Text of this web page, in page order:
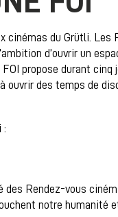
cinémas du Grütli. Les
d’ouvrir un
propose durant cinq
ouvrir des temps de
:
Rendez-vous
notre humanité